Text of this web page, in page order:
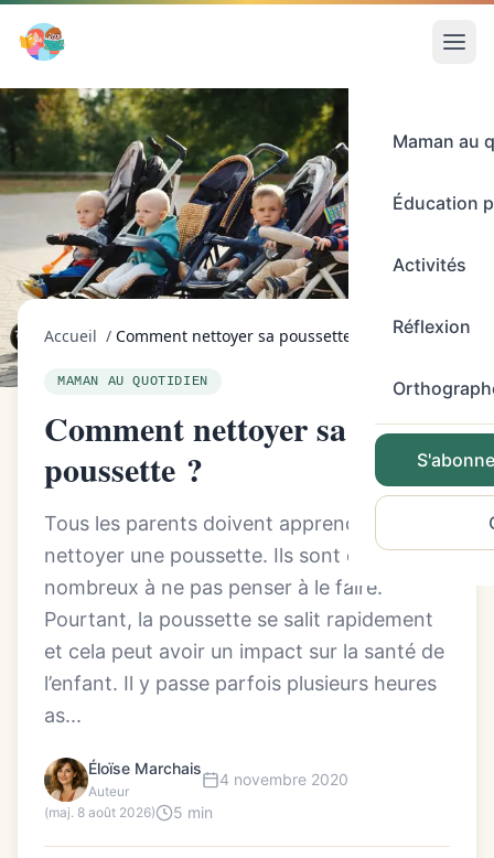
Maman au
Éducation
Activités
Réflexion
Accueil / Comment nettoyer sa poussette ?
MAMAN AU QUOTIDIEN
Comment nettoyer sa
poussette ?
Tous les parents doivent apprendre à
nettoyer une poussette. Ils sont encore
nombreux à ne pas penser à le faire.
Pourtant, la poussette se salit rapidement
et cela peut avoir un impact sur la santé de
l’enfant. Il y passe parfois plusieurs heures
as...
Éloïse Marchais
Auteur
4 novembre 2020
(maj. 8 août 2026) 5 min